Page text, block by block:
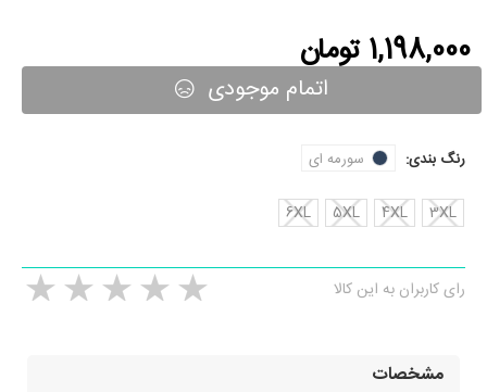
1,198,000 تومان
اتمام موجودی
رنگ بندی: سورمه ای
3XL
4XL
5XL
6XL
رای کاربران به این کالا
مشخصات